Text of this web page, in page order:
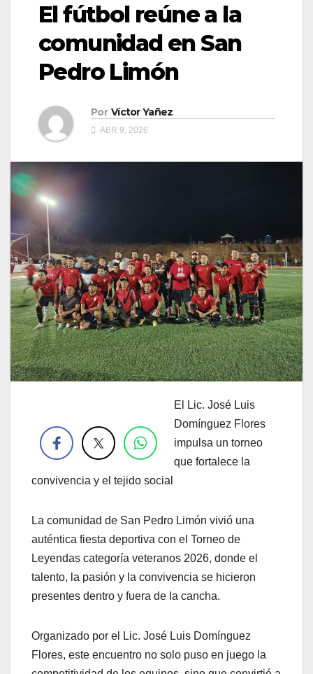
El fútbol reúne a la
comunidad en San
Pedro Limón
Por Víctor Yañez
ABR 9, 2026
El Lic. José Luis
Domínguez Flores
impulsa un torneo
que fortalece la
convivencia y el tejido social
La comunidad de San Pedro Limón vivió una
auténtica fiesta deportiva con el Torneo de
Leyendas categoría veteranos 2026, donde el
talento, la pasión y la convivencia se hicieron
presentes dentro y fuera de la cancha.
Organizado por el Lic. José Luis Domínguez
Flores, este encuentro no solo puso en juego la